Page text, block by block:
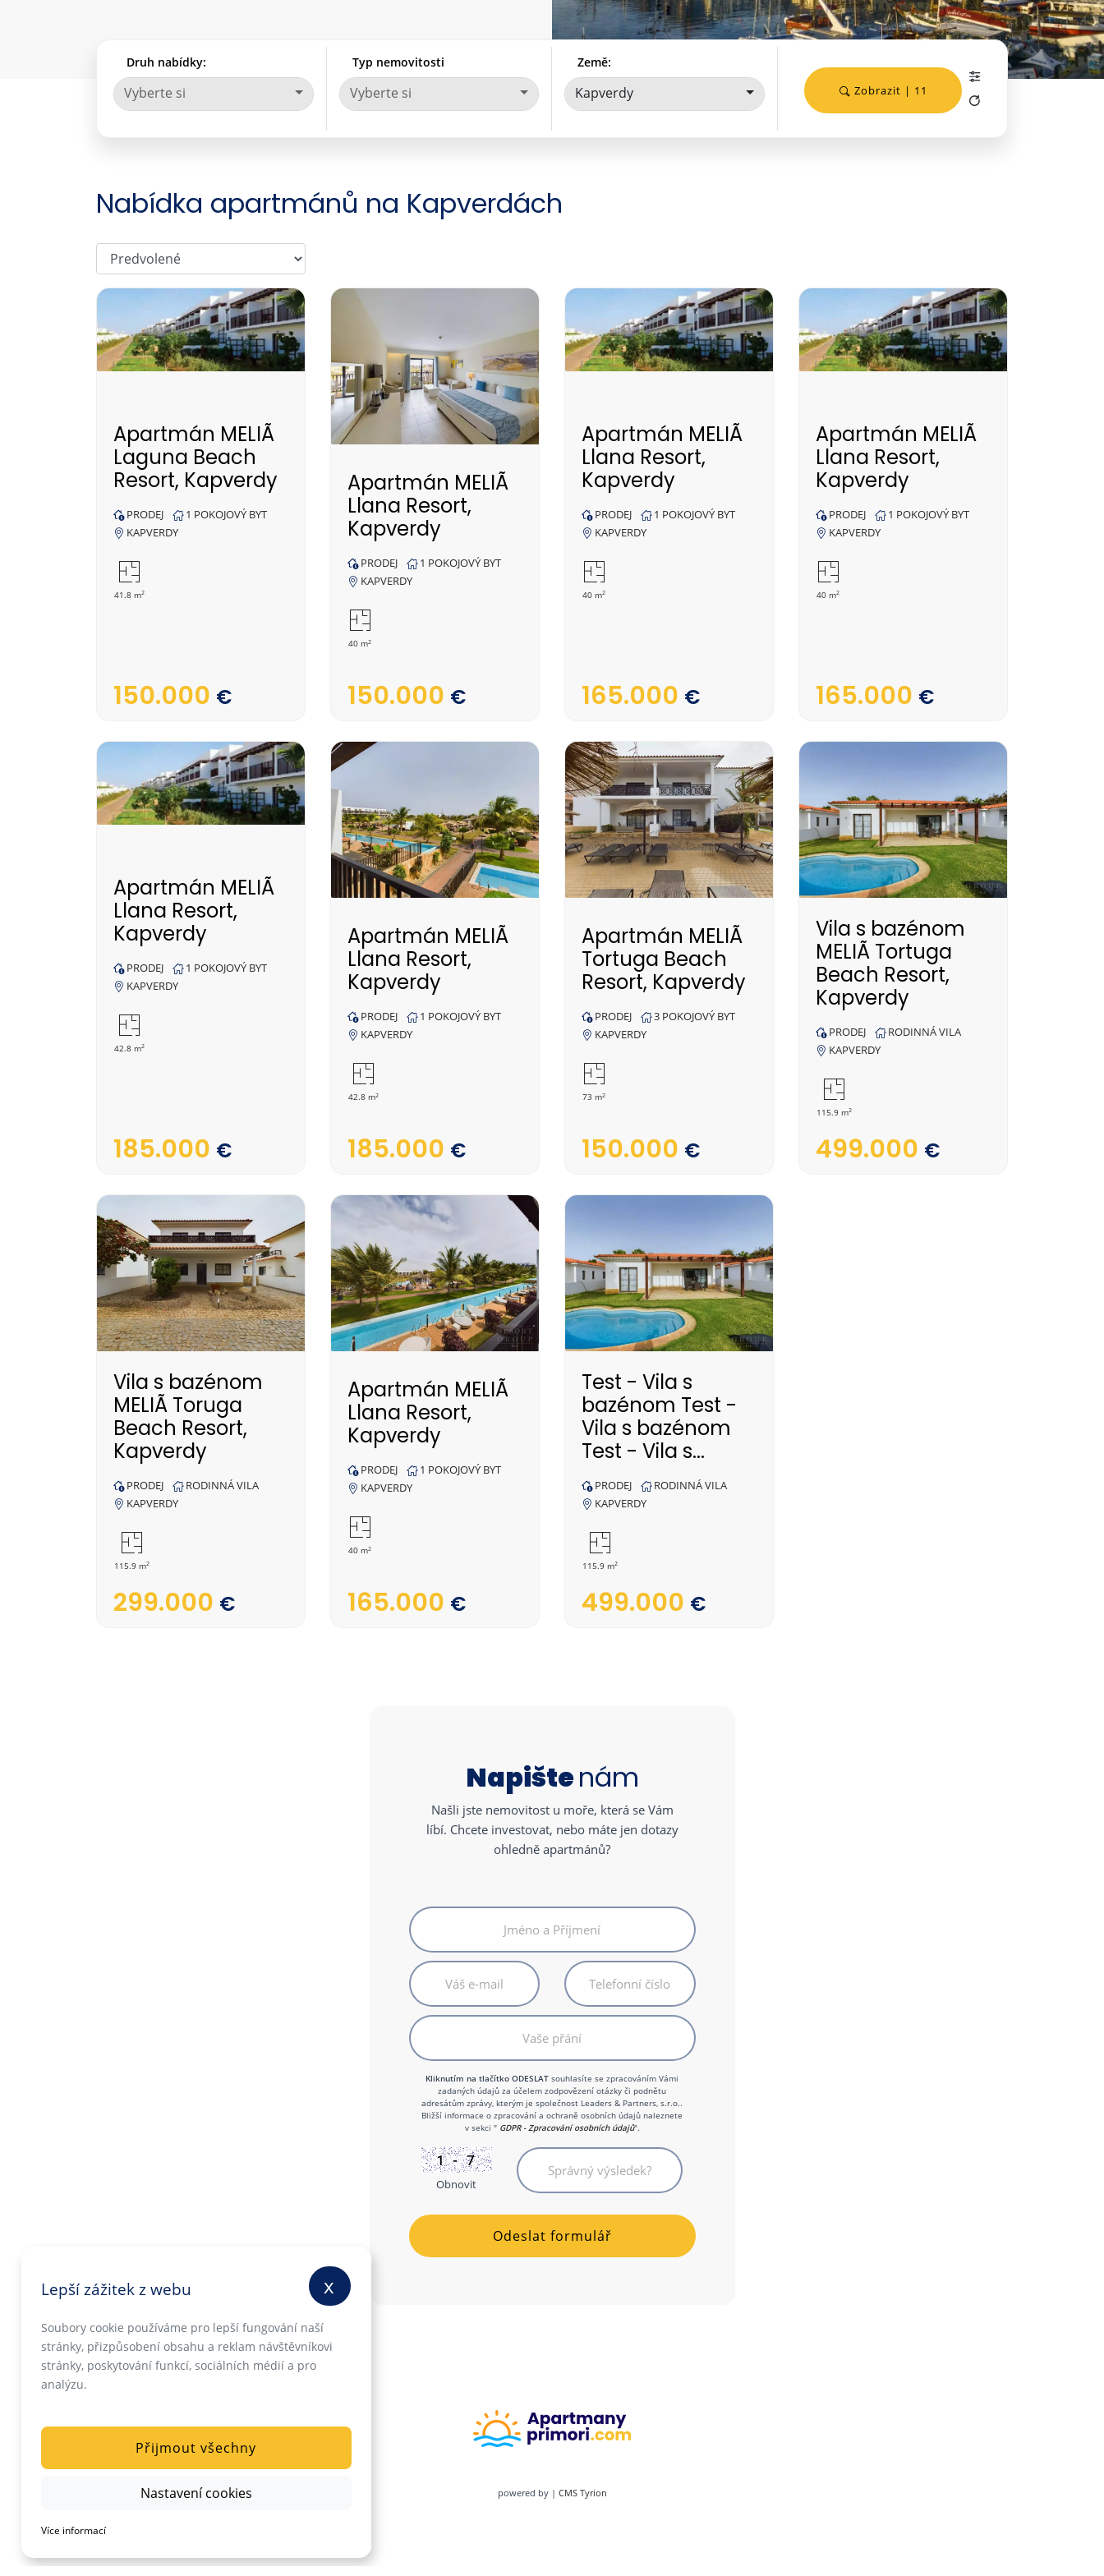
Druh nabídky:
Vyberte si
Typ nemovitosti
Vyberte si
Země:
Kapverdy Zobrazit | 11
Nabídka apartmánů na Kapverdách
Apartmán MELIÃ
Laguna Beach
Resort, Kapverdy
PRODEJ
1 POKOJOVÝ BYT
KAPVERDY
41.8 m2
150.000 €
Apartmán MELIÃ
Llana Resort,
Kapverdy
PRODEJ
1 POKOJOVÝ BYT
KAPVERDY
40 m2
150.000 €
Apartmán MELIÃ
Llana Resort,
Kapverdy
PRODEJ
1 POKOJOVÝ BYT
KAPVERDY
40 m2
165.000 €
Apartmán MELIÃ
Llana Resort,
Kapverdy
PRODEJ
1 POKOJOVÝ BYT
KAPVERDY
40 m2
165.000 €
Apartmán MELIÃ
Llana Resort,
Kapverdy
PRODEJ
1 POKOJOVÝ BYT
KAPVERDY
42.8 m2
185.000 €
Apartmán MELIÃ
Llana Resort,
Kapverdy
PRODEJ
1 POKOJOVÝ BYT
KAPVERDY
42.8 m2
185.000 €
Apartmán MELIÃ
Tortuga Beach
Resort, Kapverdy
PRODEJ
3 POKOJOVÝ BYT
KAPVERDY
73 m2
150.000 €
Vila s bazénom
MELIÃ Tortuga
Beach Resort,
Kapverdy
PRODEJ
RODINNÁ VILA
KAPVERDY
115.9 m2
499.000 €
Vila s bazénom
MELIÃ Toruga
Beach Resort,
Kapverdy
PRODEJ
RODINNÁ VILA
KAPVERDY
115.9 m2
299.000 €
Apartmán MELIÃ
Llana Resort,
Kapverdy
PRODEJ
1 POKOJOVÝ BYT
KAPVERDY
40 m2
165.000 €
Test - Vila s
bazénom Test -
Vila s bazénom
Test - Vila s...
PRODEJ
RODINNÁ VILA
KAPVERDY
115.9 m2
499.000 €
Napištenám
Našli jste nemovitost u moře, která se Vám
líbí. Chcete investovat, nebo máte jen dotazy
ohledně apartmánů?
Kliknutím na tlačítko ODESLAT souhlasíte se zpracováním Vámi
zadaných údajů za účelem zodpovězení otázky či podnětu
adresátům zprávy, kterým je společnost Leaders & Partners, s.r.o..
Bližší informace o zpracování a ochraně osobních údajů naleznete
v sekci " GDPR - Zpracování osobních údajů".
Obnovit
powered by | CMS Tyrion
x
Lepší zážitek z webu
Soubory cookie používáme pro lepší fungování naší
stránky, přizpůsobení obsahu a reklam návštěvníkovi
stránky, poskytování funkcí, sociálních médií a pro
analýzu.
Přijmout všechny
Nastavení cookies
Více informací